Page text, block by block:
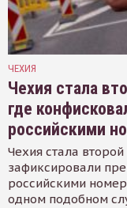
ЧЕХИЯ
Чехия стала
где
российскими
Чехия стала
зафиксировали
российскими
одном подобном